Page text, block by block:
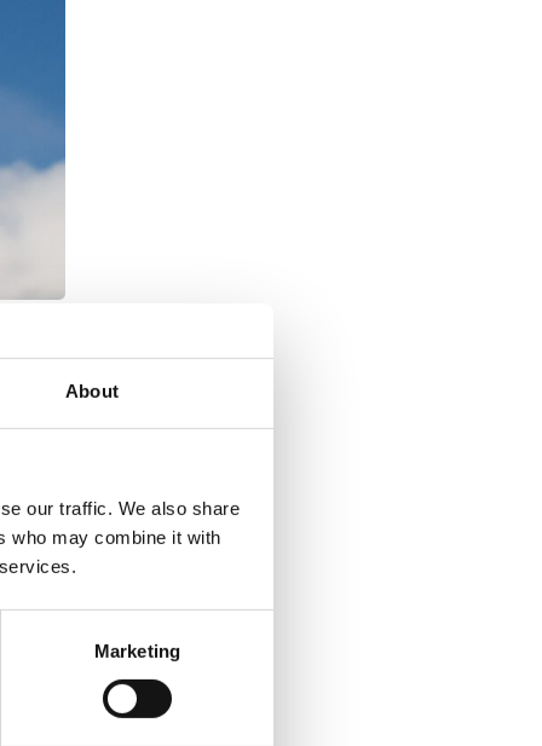
About
our traffic. We also share
who may combine it with
Marketing
ze